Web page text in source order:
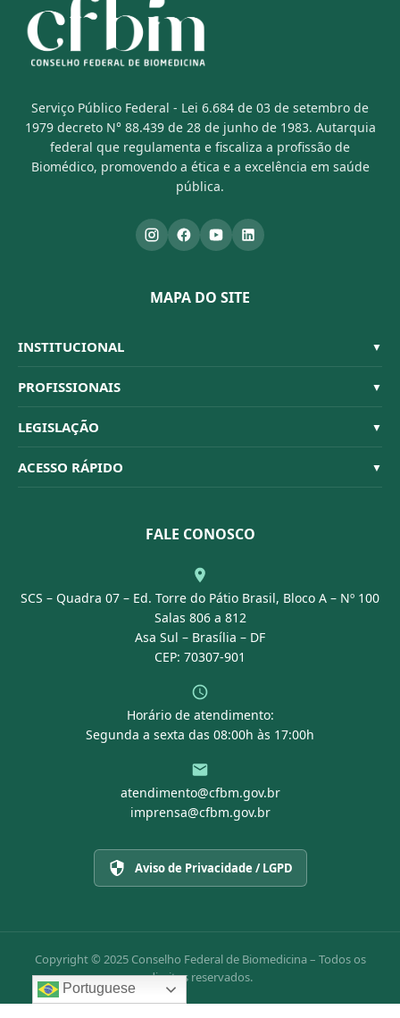
Serviço Público Federal - Lei 6.684 de 03 de setembro de
1979 decreto N° 88.439 de 28 de junho de 1983. Autarquia
federal que regulamenta e fiscaliza a profissão de
Biomédico, promovendo a ética e a excelência em saúde
pública.
MAPA DO SITE
INSTITUCIONAL ▼
Sistema CFBM
Quem Somos
Organograma
Conselheiros
PROFISSIONAIS ▼
Habilitações
Código de Ética
Dúvidas Frequentes
LEGISLAÇÃO ▼
Resoluções
ACESSO RÁPIDO ▼
Portal Transparência
FALE CONOSCO
SCS – Quadra 07 – Ed. Torre do Pátio Brasil, Bloco A – Nº 100
Salas 806 a 812
Asa Sul – Brasília – DF
CEP: 70307-901
Horário de atendimento:
Segunda a sexta das 08:00h às 17:00h
atendimento@cfbm.gov.br
imprensa@cfbm.gov.br
Aviso de Privacidade / LGPD
Copyright © 2025 Conselho Federal de Biomedicina – Todos os
direitos reservados.
Portuguese